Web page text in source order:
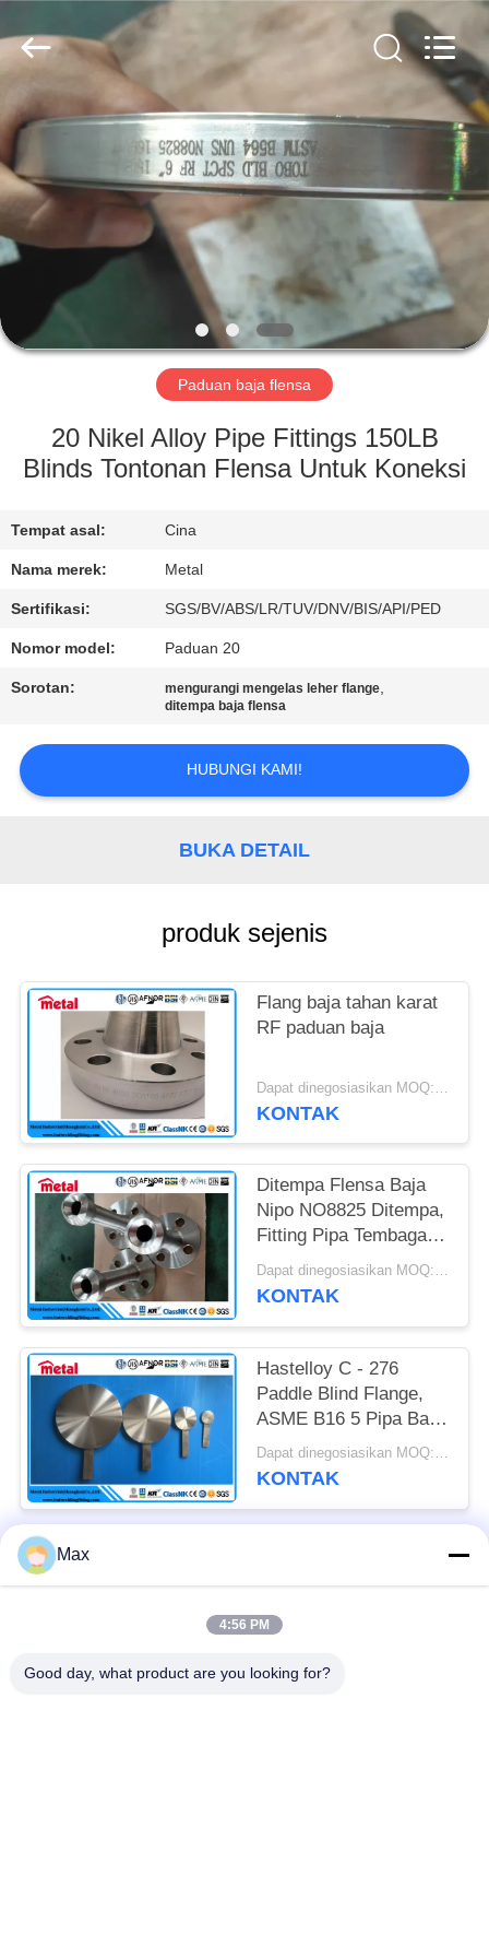
RUMAH
PRODUK
TENTANG
KAMI
TUR
KONTROL
HUBUNGI
KAMI
KASUS
SITEMAP
GROUP
CHINA.
Rights
Paduan baja flensa
20 Nikel Alloy Pipe Fittings 150LB
Blinds Tontonan Flensa Untuk Koneksi
Tempat asal: Cina
Nama merek: Metal
Sertifikasi: SGS/BV/ABS/LR/TUV/DNV/BIS/API/PED
Nomor model: Paduan 20
Sorotan: mengurangi mengelas leher flange,
ditempa baja flensa
HUBUNGI KAMI!
BUKA DETAIL
produk sejenis
Flang baja tahan karat
RF paduan baja
Dapat dinegosiasikan MOQ:1pc
KONTAK
Ditempa Flensa Baja
Nipo NO8825 Ditempa,
Fitting Pipa Tembaga
Nikel 825 Incoloy
Dapat dinegosiasikan MOQ:1pc
KONTAK
Hastelloy C - 276
Paddle Blind Flange,
ASME B16 5 Pipa Baja
Dan Perlengkapannya Dapat dinegosiasikan MOQ:1pc
KONTAK
Bad Request
duplex super
Max
4:56 PM
Good day, what product are you looking for?